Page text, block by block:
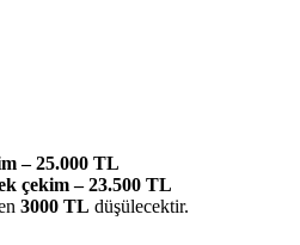
– 25.000 TL
çekim – 23.500 TL
3000 TL düşülecektir.